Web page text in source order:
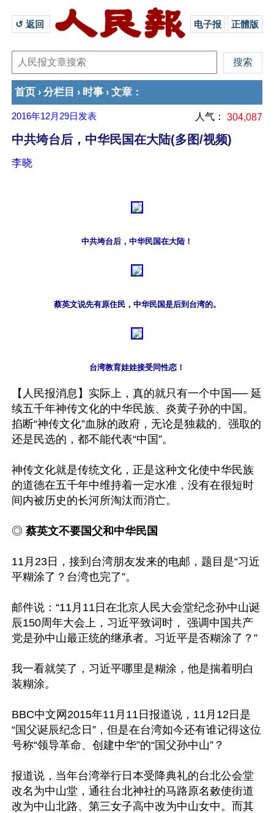
↺ 返回 电子报 正體版
首页 › 分栏目 › 时事 › 文章 ：
2016年12月29日 发表 人气： 304,087
中共垮台后，中华民国在大陆(多图/视频)
李晓
中共垮台后，中华民国在大陆！
蔡英文说先有原住民，中华民国是后到台湾的。
台湾教育娃娃接受同性恋！
【人民报消息】实际上，真的就只有一个中国── 延
续五千年神传文化的中华民族、炎黄子孙的中国。
掐断“神传文化”血脉的政府，无论是独裁的、强取的
还是民选的，都不能代表“中国”。
神传文化就是传统文化，正是这种文化使中华民族
的道德在五千年中维持着一定水准，没有在很短时
间内被历史的长河所淘汰而消亡。
◎ 蔡英文不要国父和中华民国
11月23日，接到台湾朋友发来的电邮，题目是“习近
平糊涂了？台湾也完了”。
邮件说：“11月11日在北京人民大会堂纪念孙中山诞
辰150周年大会上，习近平致词时， 强调中国共产
党是孙中山最正统的继承者。习近平是否糊涂了？”
我一看就笑了，习近平哪里是糊涂，他是揣着明白
装糊涂。
BBC中文网2015年11月11日报道说，11月12日是
“国父诞辰纪念日”，但是在台湾如今还有谁记得这位
号称“领导革命、创建中华”的“国父孙中山”？
报道说，当年台湾举行日本受降典礼的台北公会堂
改名为中山堂，通往台北神社的马路原名敕使街道
改为中山北路、第三女子高中改为中山女中。而其